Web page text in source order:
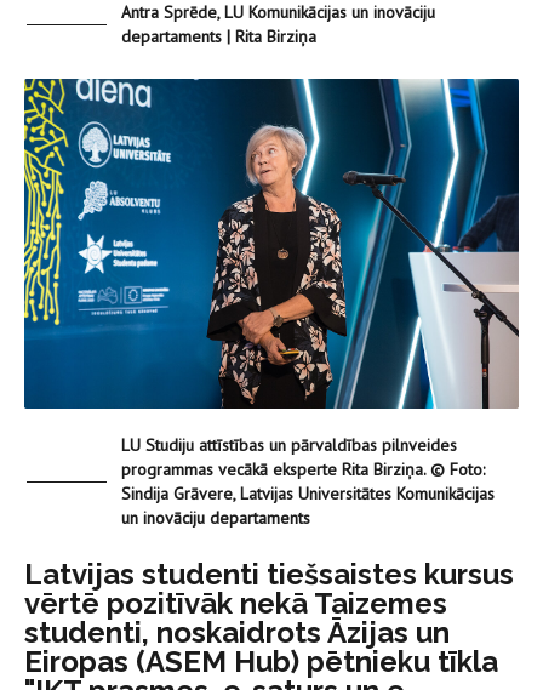
Antra Sprēde, LU Komunikācijas un inovāciju
departaments | Rita Birziņa
LU Studiju attīstības un pārvaldības pilnveides
programmas vecākā eksperte Rita Birziņa. © Foto:
Sindija Grāvere, Latvijas Universitātes Komunikācijas
un inovāciju departaments
Latvijas studenti tiešsaistes kursus
vērtē pozitīvāk nekā Taizemes
studenti, noskaidrots Āzijas un
Eiropas (ASEM Hub) pētnieku tīkla